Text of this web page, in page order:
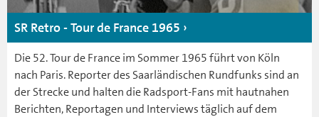
SR Retro - Tour de France 1965
Die 52. Tour de France im Sommer 1965 führt von Köln
nach Paris. Reporter des Saarländischen Rundfunks sind an
der Strecke und halten die Radsport-Fans mit hautnahen
Berichten, Reportagen und Interviews täglich auf dem